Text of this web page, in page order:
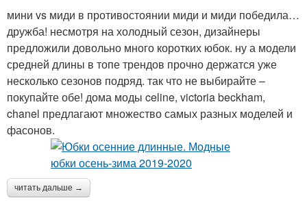
Обуви под юбки Длинное платье
Шёлковая юбка
мини vs миди в противостоянии миди и миди победила…
дружба! несмотря на холодный сезон, дизайнеры
предложили довольно много коротких юбок. ну а модели
средней длины в топе трендов прочно держатся уже
несколько сезонов подряд. так что не выбирайте –
покупайте обе! дома моды celine, victoria beckham,
chanel предлагают множество самых разных моделей и
фасонов.
читать дальше →